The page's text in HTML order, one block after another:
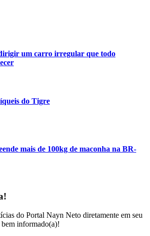
um carro irregular que todo
do Tigre
mais de 100kg de maconha na BR-
do Portal Nayn Neto diretamente em seu
informado(a)!